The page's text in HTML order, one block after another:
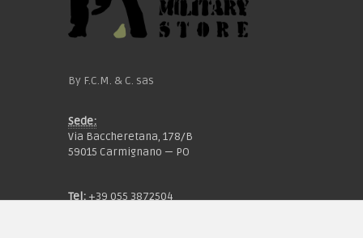
By F.C.M. & C. sas
Sede:
Via Baccheretana, 178/B
59015 Carmignano — PO
Tel: +39 055 3872504